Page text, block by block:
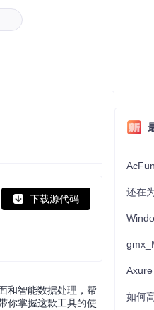
下载源代码
和智能数据处理，帮
你掌握这款工具的使